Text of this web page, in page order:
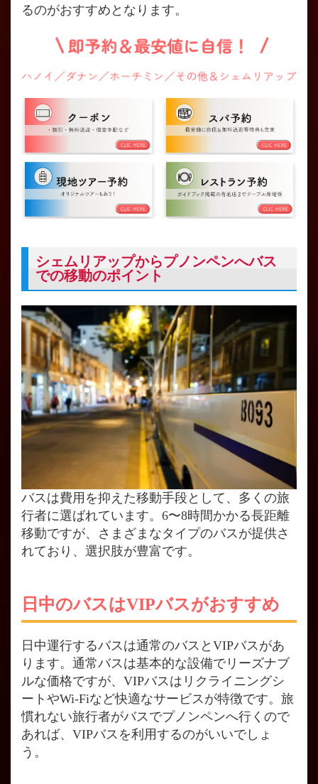
るのがおすすめとなります。
シェムリアップからプノンペンへバス
での移動のポイント
バスは費用を抑えた移動手段として、多くの旅
行者に選ばれています。6〜8時間かかる長距離
移動ですが、さまざまなタイプのバスが提供さ
れており、選択肢が豊富です。
日中のバスはVIPバスがおすすめ
日中運行するバスは通常のバスとVIPバスがあ
ります。通常バスは基本的な設備でリーズナブ
ルな価格ですが、VIPバスはリクライニングシ
ートやWi-Fiなど快適なサービスが特徴です。旅
慣れない旅行者がバスでプノンペンへ行くので
あれば、VIPバスを利用するのがいいでしょ
う。